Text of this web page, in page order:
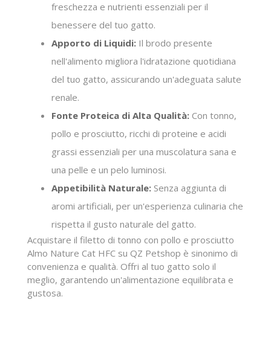
freschezza e nutrienti essenziali per il
benessere del tuo gatto.
Apporto di Liquidi: Il brodo presente
nell'alimento migliora l'idratazione quotidiana
del tuo gatto, assicurando un'adeguata salute
renale.
Fonte Proteica di Alta Qualità: Con tonno,
pollo e prosciutto, ricchi di proteine e acidi
grassi essenziali per una muscolatura sana e
una pelle e un pelo luminosi.
Appetibilità Naturale: Senza aggiunta di
aromi artificiali, per un'esperienza culinaria che
rispetta il gusto naturale del gatto.
Acquistare il filetto di tonno con pollo e prosciutto
Almo Nature Cat HFC su QZ Petshop è sinonimo di
convenienza e qualità. Offri al tuo gatto solo il
meglio, garantendo un'alimentazione equilibrata e
gustosa.